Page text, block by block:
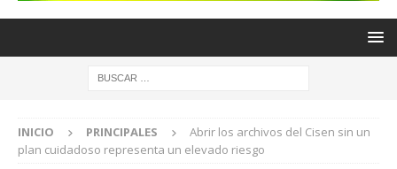
INICIO PRINCIPALES
Abrir los archivos del Cisen sin un
plan cuidadoso representa un elevado riesgo